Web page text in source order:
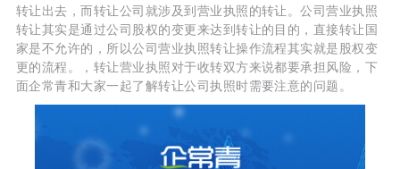
转让出去，而转让公司就涉及到营业执照的转让。公司营业执照
转让其实是通过公司股权的变更来达到转让的目的，直接转让国
家是不允许的，所以公司营业执照转让操作流程其实就是股权变
更的流程。，转让营业执照对于收转双方来说都要承担风险，下
面企常青和大家一起了解转让公司执照时需要注意的问题。